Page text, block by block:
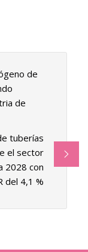
de
de
tuberías
el sector
2028 con
del 4,1 %